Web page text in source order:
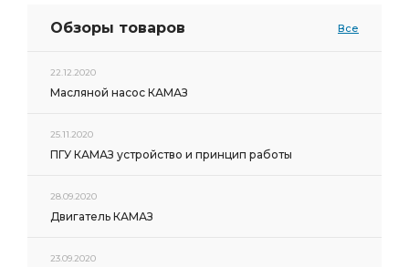
Обзоры товаров Все
22.12.2020
Масляной насос КАМАЗ
25.11.2020
ПГУ КАМАЗ устройство и принцип работы
28.09.2020
Двигатель КАМАЗ
23.09.2020